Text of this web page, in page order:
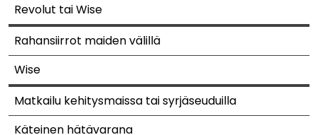
Revolut tai Wise
Rahansiirrot maiden välillä
Wise
Matkailu kehitysmaissa tai syrjäseuduilla
Käteinen hätävarana